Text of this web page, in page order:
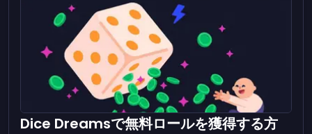
Dice Dreamsで無料ロールを獲得する方